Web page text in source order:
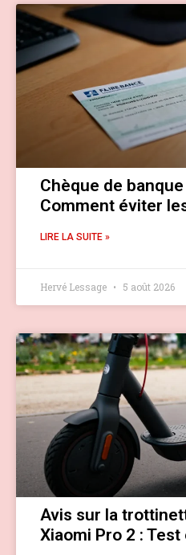
Chèque de
Comment éviter
LIRE LA SUITE »
Hervé Lessage 5 août 2026
Avis sur la
Xiaomi Pro 2 :